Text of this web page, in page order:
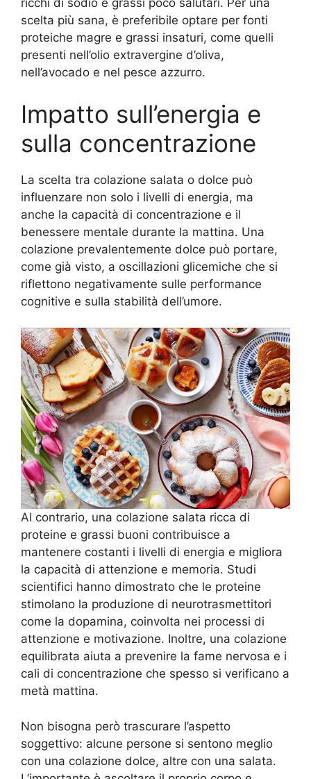
ricchi di sodio e grassi poco salutari. Per una
scelta più sana, è preferibile optare per fonti
proteiche magre e grassi insaturi, come quelli
presenti nell’olio extravergine d’oliva,
nell’avocado e nel pesce azzurro.
Impatto sull’energia e
sulla concentrazione
La scelta tra colazione salata o dolce può
influenzare non solo i livelli di energia, ma
anche la capacità di concentrazione e il
benessere mentale durante la mattina. Una
colazione prevalentemente dolce può portare,
come già visto, a oscillazioni glicemiche che si
riflettono negativamente sulle performance
cognitive e sulla stabilità dell’umore.
Al contrario, una colazione salata ricca di
proteine e grassi buoni contribuisce a
mantenere costanti i livelli di energia e migliora
la capacità di attenzione e memoria. Studi
scientifici hanno dimostrato che le proteine
stimolano la produzione di neurotrasmettitori
come la dopamina, coinvolta nei processi di
attenzione e motivazione. Inoltre, una colazione
equilibrata aiuta a prevenire la fame nervosa e i
cali di concentrazione che spesso si verificano a
metà mattina.
Non bisogna però trascurare l’aspetto
soggettivo: alcune persone si sentono meglio
con una colazione dolce, altre con una salata.